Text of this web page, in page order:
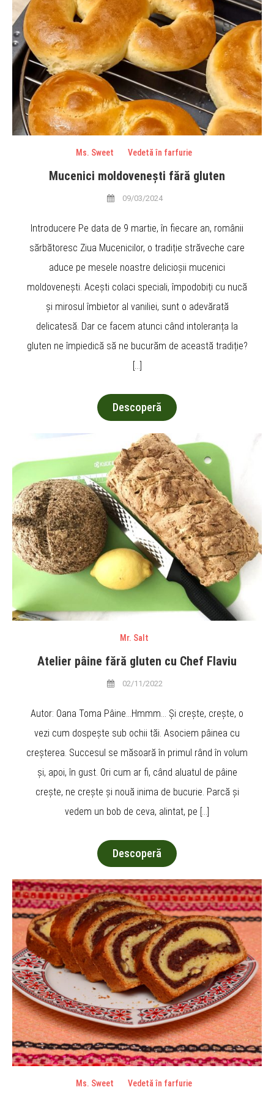
Ms. Sweet Vedetă în farfurie
Mucenici moldovenești fără gluten
09/03/2024
Introducere Pe data de 9 martie, în fiecare an, românii
sărbătoresc Ziua Mucenicilor, o tradiție străveche care
aduce pe mesele noastre delicioșii mucenici
moldovenești. Acești colaci speciali, împodobiți cu nucă
și mirosul îmbietor al vaniliei, sunt o adevărată
delicatesă. Dar ce facem atunci când intoleranța la
gluten ne împiedică să ne bucurăm de această tradiție?
[…]
Descoperă
Mr. Salt
Atelier pâine fără gluten cu Chef Flaviu
02/11/2022
Autor: Oana Toma Pâine…Hmmm… Și crește, crește, o
vezi cum dospește sub ochii tăi. Asociem pâinea cu
creșterea. Succesul se măsoară în primul rând în volum
și, apoi, în gust. Ori cum ar fi, când aluatul de pâine
crește, ne crește și nouă inima de bucurie. Parcă și
vedem un bob de ceva, alintat, pe […]
Descoperă
Ms. Sweet Vedetă în farfurie